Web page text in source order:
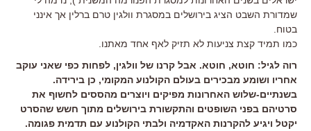
שמדורת השבט הציג בירושלים במסגרת וולגין טרם ברלין אך אינני
בטוח.
כמו תמיד קצת צניעות לא תזיק לאף אחד מאתנו.
רוה לגיל: חוטא, חוטא. אבל קרנו של וולגין, לפחות כפי שאני עוקב
אחריו ושומע מבכירים בעולם הקולנוע המקומי, כן בירידה.
בשנתיים-שלוש האחרונות מפיקים ויוצרים מהססים לחשוף את
סרטיהם בפני השופטים והתקשורת בירושלים מתוך חשש שהסרט
יקטל ויגיע להקרנות האקדמיה ולבתי הקולנוע עם תדמית פגומה.